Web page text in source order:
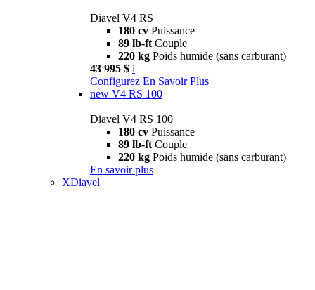
Diavel V4 RS
180 cv Puissance
89 lb-ft Couple
220 kg Poids humide (sans carburant)
43 995 $ i
Configurez En Savoir Plus
new V4 RS 100
Diavel V4 RS 100
180 cv Puissance
89 lb-ft Couple
220 kg Poids humide (sans carburant)
En savoir plus
XDiavel